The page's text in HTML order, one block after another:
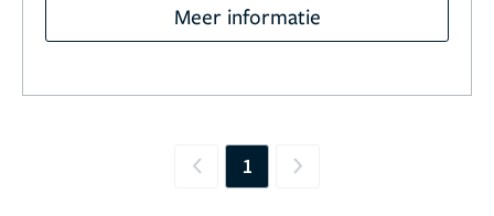
Meer informatie
Previous
1 Next